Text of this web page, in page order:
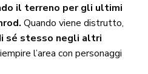
il terreno per gli ultimi
Quando viene distrutto,
sé stesso negli altri
l’area con personaggi